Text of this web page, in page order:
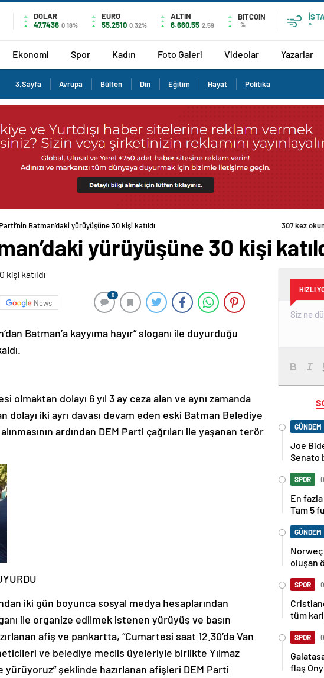
DOLAR
47,7436 0.18%
EURO
55,2510 0.32%
ALTIN
6.660,55 2,59
BITCOIN
%
°
Ekonomi Spor Kadın Foto Galeri Videolar Yazarlar
3.Sayfa Avrupa Bülten Din Eğitim Hayat Politika
Batman’daki yürüyüşüne 30 kişi katıldı 307 kez
yürüyüşüne 30 kişi
News
0
Batman’a kayyıma hayır” sloganı ile duyurduğu
olmaktan dolayı 6 yıl 3 ay ceza alan ve aynı zamanda
iki ayrı davası devam eden eski Batman Belediye
ardından DEM Parti çağrıları ile yaşanan terör
iki gün boyunca sosyal medya hesaplarından
ile organize edilmek istenen yürüyüş ve basın
afiş ve pankartta, “Cumartesi saat 12.30’da Van
ve belediye meclis üyeleriyle birlikte Yılmaz
yürüyoruz” şeklinde hazırlanan afişleri DEM Parti
HIZLI
GÜNDEM
Joe
Senato
SPOR
En
Tam 5
GÜNDEM
Norweç
oluşan
SPOR
tüm
SPOR
flaş